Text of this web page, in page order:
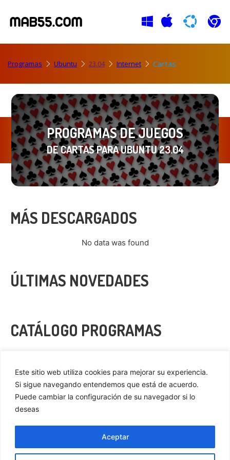
Este sitio web utiliza cookies para mejorar su experiencia.
Si sigue navegando entendemos que está de acuerdo.
Puede cambiar la configuración de su navegador si lo
deseas
Aceptar
Programas Ubuntu 23.04 Internet Cartas
PROGRAMAS DE JUEGOS
DE CARTAS PARA UBUNTU 23.04
MÁS DESCARGADOS
No data was found
ÚLTIMAS NOVEDADES
CATÁLOGO PROGRAMAS
Cookies
Aviso Legal